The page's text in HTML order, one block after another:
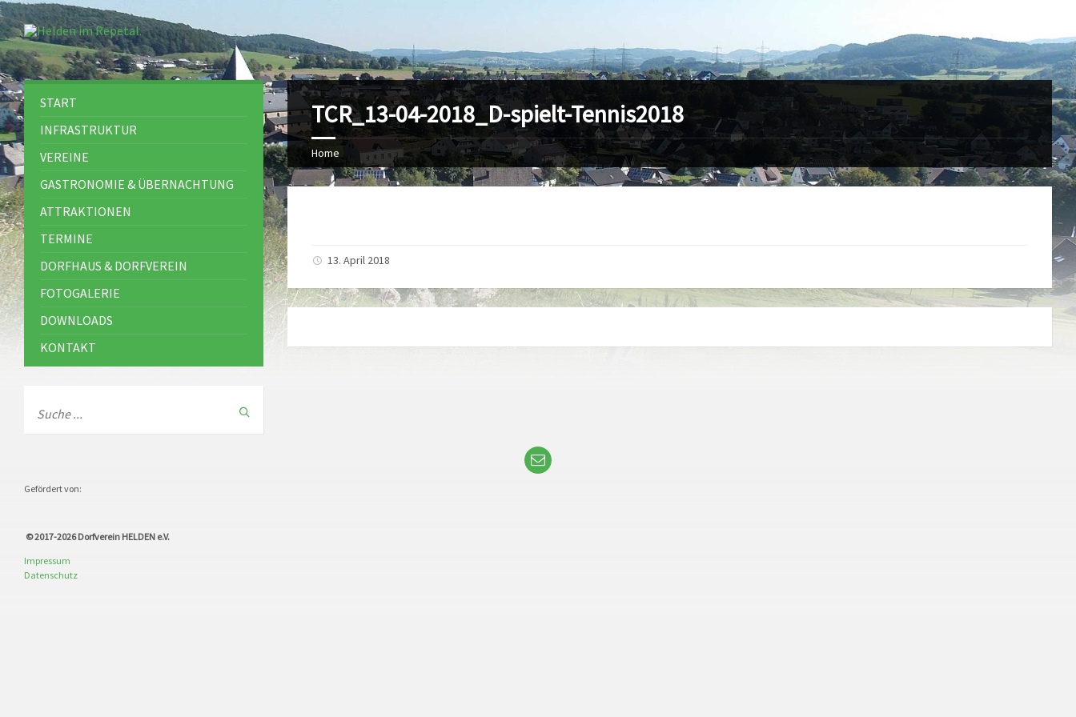
TCR_13-04-2018_D-spielt-Tennis2018
Home
13. April 2018
START
INFRASTRUKTUR
VEREINE
GASTRONOMIE & ÜBERNACHTUNG
ATTRAKTIONEN
TERMINE
DORFHAUS & DORFVEREIN
FOTOGALERIE
DOWNLOADS
KONTAKT
Gefördert von:
© 2017-2026Dorfverein HELDEN e.V.
Impressum
Datenschutz